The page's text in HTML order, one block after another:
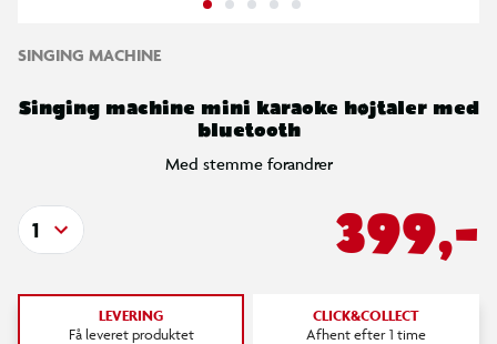
SINGING MACHINE
Singing machine mini karaoke højtaler med
bluetooth
Med stemme forandrer
399,-
1
LEVERING
Få leveret produktet
CLICK&COLLECT
Afhent efter 1 time